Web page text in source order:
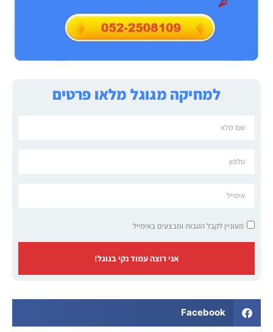
למחיקה מגוגל מלאו פרטים
מעוניין לקבל הטבות ומבצעים באימייל
אני רוצה עמוד נקי בגוגל!
Facebook